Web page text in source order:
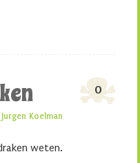
0
Jurgen Koelman
weten.